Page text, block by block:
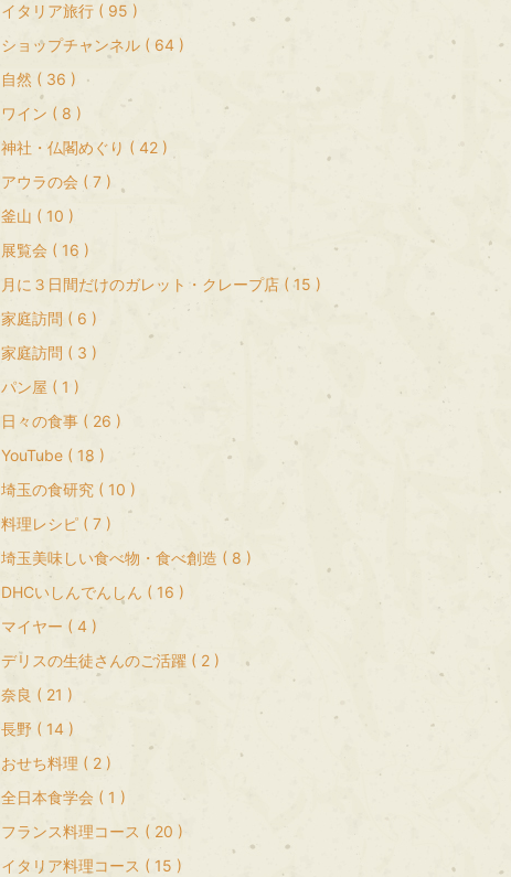
イタリア旅行 ( 95 )
ショップチャンネル ( 64 )
自然 ( 36 )
ワイン ( 8 )
神社・仏閣めぐり ( 42 )
アウラの会 ( 7 )
釜山 ( 10 )
展覧会 ( 16 )
月に３日間だけのガレット・クレープ店 ( 15 )
家庭訪問 ( 6 )
家庭訪問 ( 3 )
パン屋 ( 1 )
日々の食事 ( 26 )
YouTube ( 18 )
埼玉の食研究 ( 10 )
料理レシピ ( 7 )
埼玉美味しい食べ物・食べ創造 ( 8 )
DHCいしんでんしん ( 16 )
マイヤー ( 4 )
デリスの生徒さんのご活躍 ( 2 )
奈良 ( 21 )
長野 ( 14 )
おせち料理 ( 2 )
全日本食学会 ( 1 )
フランス料理コース ( 20 )
イタリア料理コース ( 15 )